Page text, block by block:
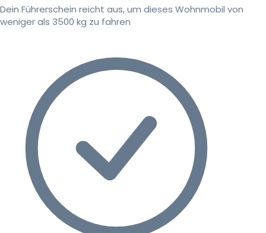
Dein Führerschein reicht aus, um dieses Wohnmobil von
weniger als 3500 kg zu fahren